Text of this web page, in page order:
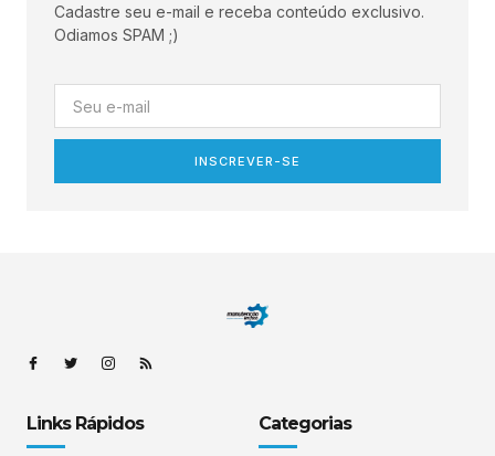
Cadastre seu e-mail e receba conteúdo exclusivo.
Odiamos SPAM ;)
INSCREVER-SE
Links Rápidos Categorias